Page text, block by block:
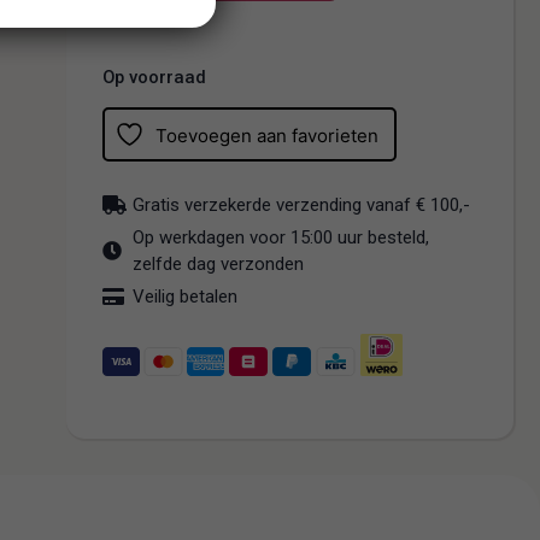
Op voorraad
Toevoegen aan favorieten
Gratis verzekerde verzending vanaf € 100,-
Op werkdagen voor 15:00 uur besteld,
zelfde dag verzonden
Veilig betalen